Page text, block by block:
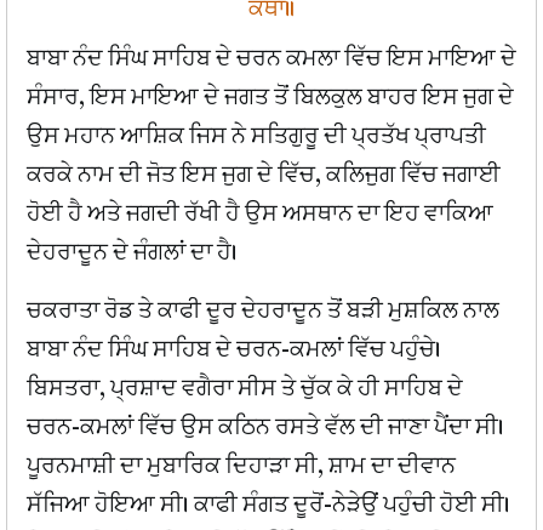
ਕਥਾ॥
ਬਾਬਾ ਨੰਦ ਸਿੰਘ ਸਾਹਿਬ ਦੇ ਚਰਨ ਕਮਲਾ ਵਿੱਚ ਇਸ ਮਾਇਆ ਦੇ
ਸੰਸਾਰ, ਇਸ ਮਾਇਆ ਦੇ ਜਗਤ ਤੋਂ ਬਿਲਕੁਲ ਬਾਹਰ ਇਸ ਜੁਗ ਦੇ
ਉਸ ਮਹਾਨ ਆਸ਼ਿਕ ਜਿਸ ਨੇ ਸਤਿਗੁਰੂ ਦੀ ਪ੍ਰਤੱਖ ਪ੍ਰਾਪਤੀ
ਕਰਕੇ ਨਾਮ ਦੀ ਜੋਤ ਇਸ ਜੁਗ ਦੇ ਵਿੱਚ, ਕਲਿਜੁਗ ਵਿੱਚ ਜਗਾਈ
ਹੋਈ ਹੈ ਅਤੇ ਜਗਦੀ ਰੱਖੀ ਹੈ ਉਸ ਅਸਥਾਨ ਦਾ ਇਹ ਵਾਕਿਆ
ਦੇਹਰਾਦੂਨ ਦੇ ਜੰਗਲਾਂ ਦਾ ਹੈ।
ਚਕਰਾਤਾ ਰੋਡ ਤੇ ਕਾਫੀ ਦੂਰ ਦੇਹਰਾਦੂਨ ਤੋਂ ਬੜੀ ਮੁਸ਼ਕਿਲ ਨਾਲ
ਬਾਬਾ ਨੰਦ ਸਿੰਘ ਸਾਹਿਬ ਦੇ ਚਰਨ-ਕਮਲਾਂ ਵਿੱਚ ਪਹੁੰਚੇ।
ਬਿਸਤਰਾ, ਪ੍ਰਸ਼ਾਦ ਵਗੈਰਾ ਸੀਸ ਤੇ ਚੁੱਕ ਕੇ ਹੀ ਸਾਹਿਬ ਦੇ
ਚਰਨ-ਕਮਲਾਂ ਵਿੱਚ ਉਸ ਕਠਿਨ ਰਸਤੇ ਵੱਲ ਦੀ ਜਾਣਾ ਪੈਂਦਾ ਸੀ।
ਪੂਰਨਮਾਸ਼ੀ ਦਾ ਮੁਬਾਰਿਕ ਦਿਹਾੜਾ ਸੀ, ਸ਼ਾਮ ਦਾ ਦੀਵਾਨ
ਸੱਜਿਆ ਹੋਇਆ ਸੀ। ਕਾਫੀ ਸੰਗਤ ਦੂਰੋਂ-ਨੇੜੇਉਂ ਪਹੁੰਚੀ ਹੋਈ ਸੀ।